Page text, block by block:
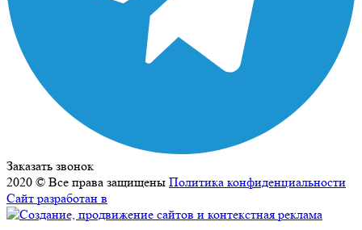
Заказать звонок
2020 © Все права защищены Политика конфиденциальности
Сайт разработан в